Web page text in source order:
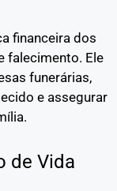
financeira dos
falecimento. Ele
funerárias,
e assegurar
de Vida